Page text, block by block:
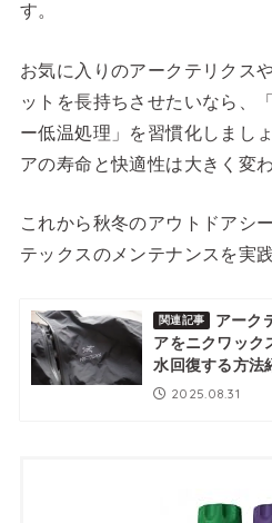
す。
お気に入りのアークテリクス
ットを長持ちさせたいなら
ー低温処理」を習慣化しまし
アの寿命と快適性は大きく変
これから秋冬のアウトドアシ
テックスのメンテナンスを実
関連記事
アーク
アをニクワック
水回復する方法
2025.08.31